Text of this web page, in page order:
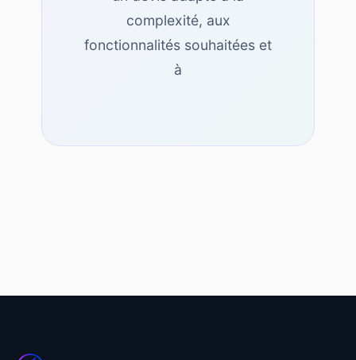
complexité, aux
fonctionnalités souhaitées et
à